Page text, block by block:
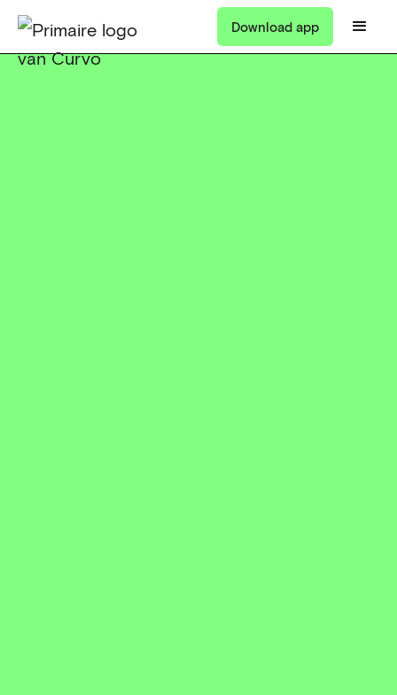
Download app